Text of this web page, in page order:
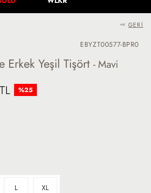
<< GERI
EBYZT00577-BPR0
Erkek Yeşil Tişört - Mavi
TL %25
L XL